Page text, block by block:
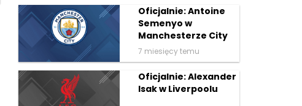
Oficjalnie: Antoine
Semenyo w
Manchesterze City
7 miesięcy temu
Oficjalnie: Alexander
Isak w Liverpoolu